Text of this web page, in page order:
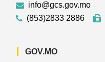
info@gcs.gov.mo
(853)2833 2886
GOV.MO